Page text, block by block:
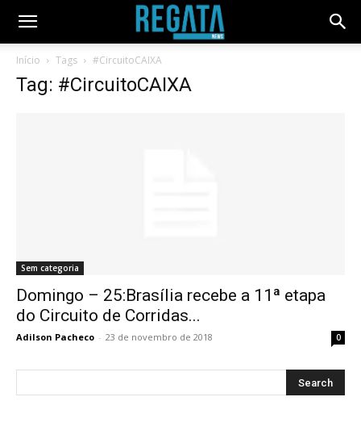
Início Tags #CircuitoCAIXA
Tag: #CircuitoCAIXA
Sem categoria
Domingo – 25:Brasília recebe a 11ª etapa
do Circuito de Corridas...
Adilson Pacheco - 23 de novembro de 2018 0